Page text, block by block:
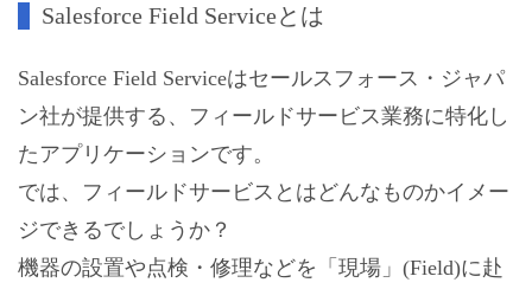
Salesforce Field Serviceとは
Salesforce Field Serviceはセールスフォース・ジャパ
ン社が提供する、フィールドサービス業務に特化し
たアプリケーションです。
では、フィールドサービスとはどんなものかイメー
ジできるでしょうか？
機器の設置や点検・修理などを「現場」(Field)に赴